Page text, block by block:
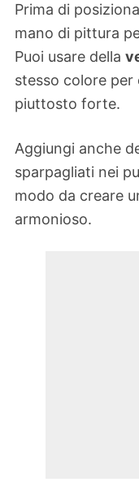
Prima di
mano di pittura
Puoi usare della
stesso colore
piuttosto forte.
Aggiungi anche
sparpagliati nei
modo da creare
armonioso.